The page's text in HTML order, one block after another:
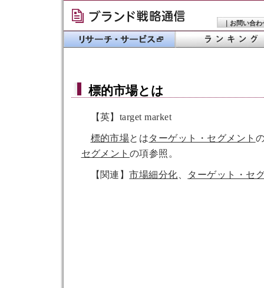
｜ お問い合わ
標的市場とは
【英】target market
標的市場とはターゲット・セグメント
セグメント の項参照。
【関連】市場細分化 ターゲット・セ